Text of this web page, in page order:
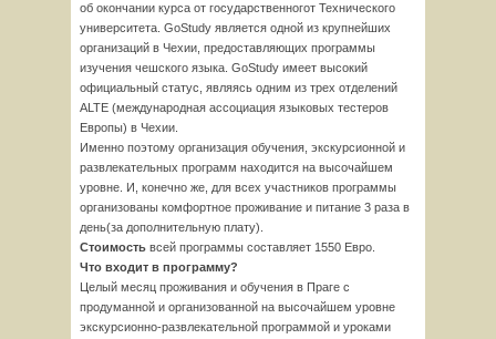
об окончании курса от государственногот Технического
университета. GoStudy является одной из крупнейших
организаций в Чехии, предоставляющих программы
изучения чешского языка. GoStudy имеет высокий
официальный статус, являясь одним из трех отделений
ALTE (международная ассоциация языковых тестеров
Европы) в Чехии.
Именно поэтому организация обучения, экскурсионной и
развлекательных программ находится на высочайшем
уровне. И, конечно же, для всех участников программы
организованы комфортное проживание и питание 3 раза в
день(за дополнительную плату).
Стоимость всей программы составляет 1550 Евро.
Что входит в программу?
Целый месяц проживания и обучения в Праге с
продуманной и организованной на высочайшем уровне
экскурсионно-развлекательной программой и уроками